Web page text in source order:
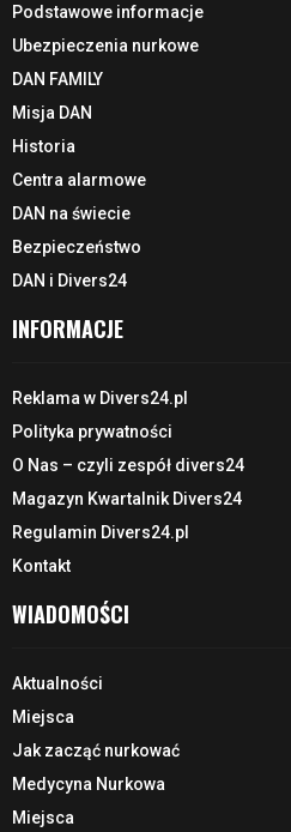
Podstawowe informacje
Ubezpieczenia nurkowe
DAN FAMILY
Misja DAN
Historia
Centra alarmowe
DAN na świecie
Bezpieczeństwo
DAN i Divers24
INFORMACJE
Reklama w Divers24.pl
Polityka prywatności
O Nas – czyli zespół divers24
Magazyn Kwartalnik Divers24
Regulamin Divers24.pl
Kontakt
WIADOMOŚCI
Aktualności
Miejsca
Jak zacząć nurkować
Medycyna Nurkowa
Miejsca